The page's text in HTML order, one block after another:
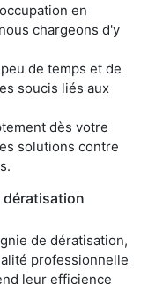
en
chargeons d'y
de temps et de
soucis liés aux
dès votre
solutions contre
dératisation
de dératisation,
professionnelle
leur efficience